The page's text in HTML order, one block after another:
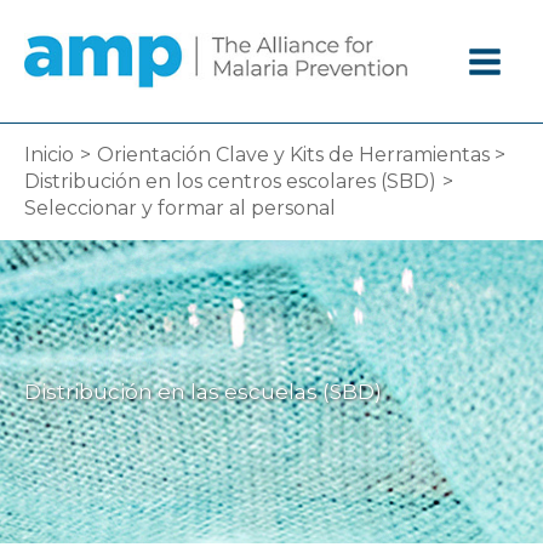
contenido
Inicio
Orientación Clave y Kits de Herramientas
Distribución en los centros escolares (SBD)
Seleccionar y formar al personal
Distribución en las escuelas (SBD)